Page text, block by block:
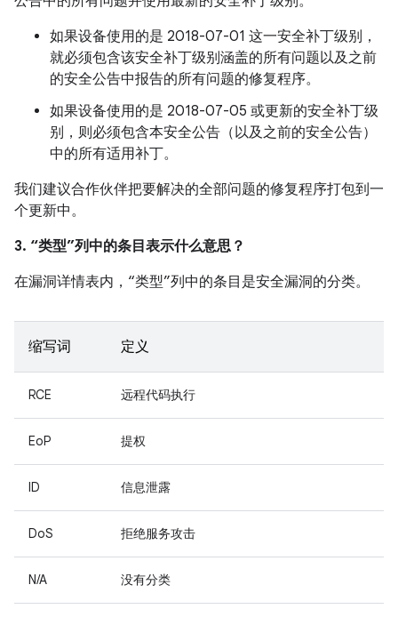
如果设备使用的是 2018-07-01 这一安全补丁级别，
就必须包含该安全补丁级别涵盖的所有问题以及之前
的安全公告中报告的所有问题的修复程序。
如果设备使用的是 2018-07-05 或更新的安全补丁级
别，则必须包含本安全公告（以及之前的安全公告）
中的所有适用补丁。
我们建议合作伙伴把要解决的全部问题的修复程序打包到一
个更新中。
3. “类型”列中的条目表示什么意思？
在漏洞详情表内，“类型”列中的条目是安全漏洞的分类。
缩写词 定义
RCE 远程代码执行
EoP 提权
ID 信息泄露
DoS 拒绝服务攻击
N/A 没有分类